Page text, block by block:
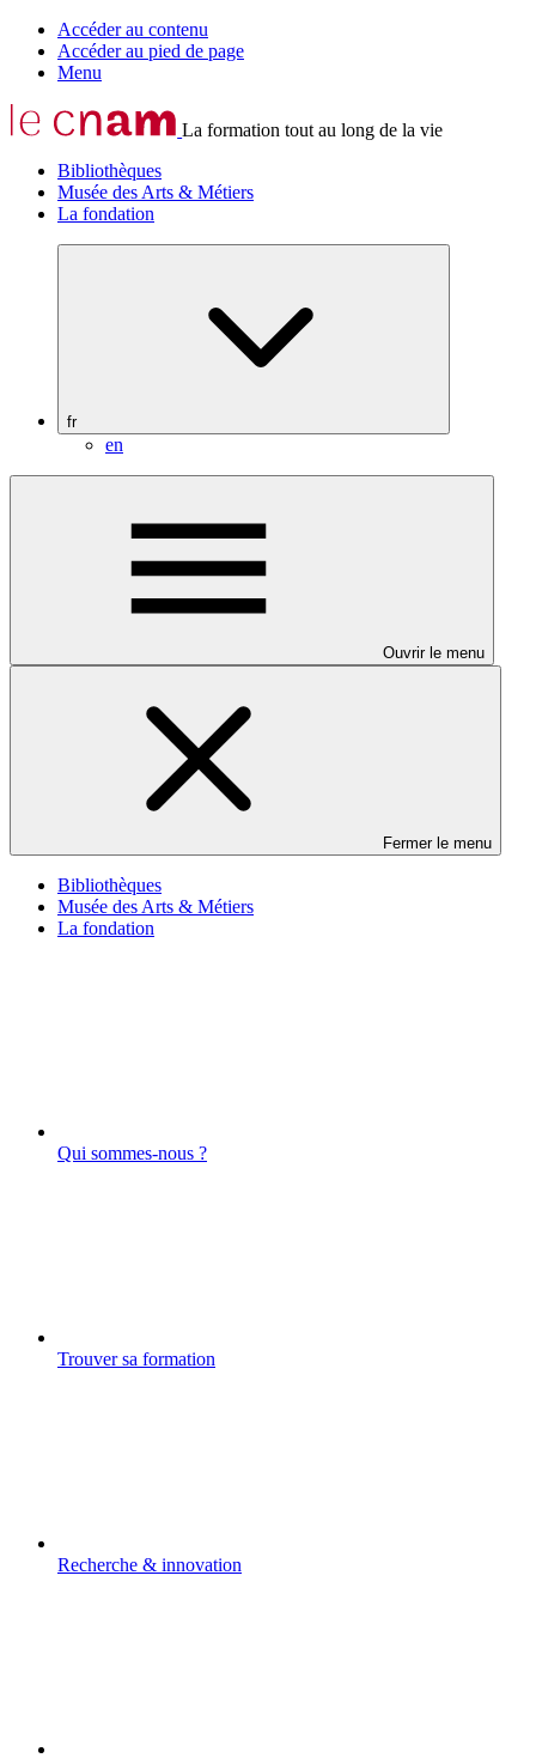
Accéder au contenu
Accéder au pied de page
Menu
La formation tout au long de la vie
Bibliothèques
Musée des Arts & Métiers
La fondation
fr
en
Ouvrir le menu
Fermer le menu
Bibliothèques
Musée des Arts & Métiers
La fondation
Qui sommes-nous ?
Trouver sa formation
Recherche & innovation